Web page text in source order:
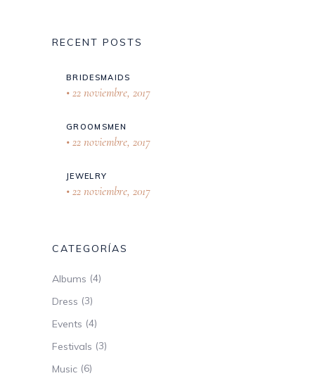
RECENT POSTS
BRIDESMAIDS
22 noviembre, 2017
GROOMSMEN
22 noviembre, 2017
JEWELRY
22 noviembre, 2017
CATEGORÍAS
Albums (4)
Dress (3)
Events (4)
Festivals (3)
Music (6)